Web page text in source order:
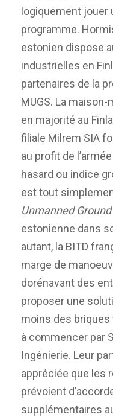
logiquement jouer
programme.
estonien dispose
industrielles en
partenaires de la
MUGS. La
en majorité au
filiale Milrem SIA
au profit de
hasard ou indice
est tout
Unmanned
estonienne dans
autant, la BITD
marge de
dorénavant des
proposer une
moins des
à commencer par
Ingénierie. Leur
appréciée que les
prévoient
supplémentaires